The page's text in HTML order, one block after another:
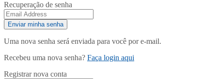
Recuperação de senha
Uma nova senha será enviada para você por e-mail.
Recebeu uma nova senha? Faça login aqui
Registrar nova conta